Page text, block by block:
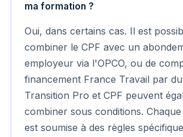
ma formation ?
Oui, dans certains cas. Il est
combiner le CPF avec un
employeur via l'OPCO, ou de
financement France Travail par du
Transition Pro et CPF peuvent
combiner sous conditions.
est soumise à des règles